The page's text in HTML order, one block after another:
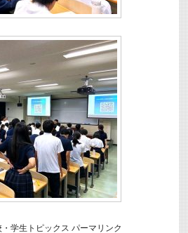
・学生トピックス パーマリンク